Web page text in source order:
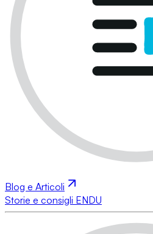
Blog e Articoli
Storie e consigli ENDU